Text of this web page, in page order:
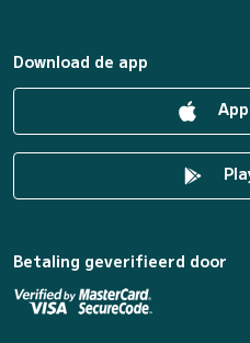
Download de app
Betaling geverifieerd door